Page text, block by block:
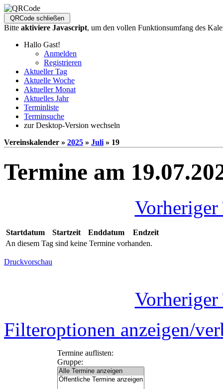
Bitte aktiviere Javascript, um den vollen Funktionsumfang des
Hallo Gast!
Anmelden
Registrieren
Aktueller Tag
Aktuelle Woche
Aktueller Monat
Aktuelles Jahr
Terminliste
Terminsuche
zur Desktop-Version wechseln
Vereinskalender » 2025 » Juli » 19
Termine am
Vorheriger
Startdatum Startzeit Enddatum
Endzeit
An diesem Tag sind keine Termine vorhanden.
Druckvorschau
Vorheriger
Filteroptionen anzeigen/
Termine auflisten:
Gruppe: